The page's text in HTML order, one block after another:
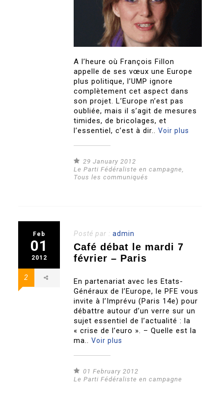
A l’heure où François Fillon
appelle de ses vœux une Europe
plus politique, l’UMP ignore
complètement cet aspect dans
son projet. L’Europe n’est pas
oubliée, mais il s’agit de mesures
timides, de bricolages, et
l’essentiel, c’est à dir..Voir plus
29 January 2012
Le Parti Fédéraliste en campagne,
Tous les communiqués
Feb
01
2012
2
Posté par :admin
Café débat le mardi 7
février – Paris
En partenariat avec les Etats-
Généraux de l’Europe, le PFE vous
invite à l’Imprévu (Paris 14e) pour
débattre autour d’un verre sur un
sujet essentiel de l’actualité : la
« crise de l’euro ». – Quelle est la
ma..Voir plus
01 February 2012
Le Parti Fédéraliste en campagne